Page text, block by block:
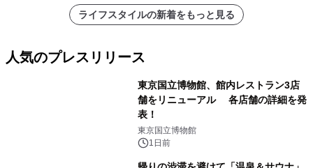
ライフスタイルの新着をもっと見る
人気のプレスリリース
東京国立博物館、館内レストラン3店
舗をリニューアル 各店舗の詳細を発
表！
東京国立博物館
1日前